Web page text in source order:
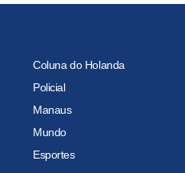
Coluna do Holanda
Policial
Manaus
Mundo
Esportes